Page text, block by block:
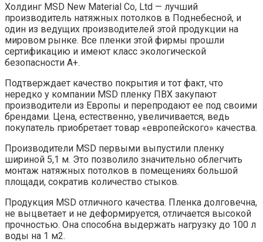
Холдинг MSD New Material Co, Ltd — лучший
производитель натяжных потолков в Поднебесной, и
один из ведущих производителей этой продукции на
мировом рынке. Все пленки этой фирмы прошли
сертификацию и имеют класс экологической
безопасности А+.
Подтверждает качество покрытия и тот факт, что
нередко у компании MSD пленку ПВХ закупают
производители из Европы и перепродают ее под своими
брендами. Цена, естественно, увеличивается, ведь
покупатель приобретает товар «европейского» качества.
Производители MSD первыми выпустили пленку
шириной 5,1 м. Это позволило значительно облегчить
монтаж натяжных потолков в помещениях большой
площади, сократив количество стыков.
Продукция MSD отличного качества. Пленка долговечна,
не выцветает и не деформируется, отличается высокой
прочностью. Она способна выдержать нагрузку до 100 л
воды на 1 м2.